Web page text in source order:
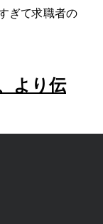
ぎて求職者の
より伝